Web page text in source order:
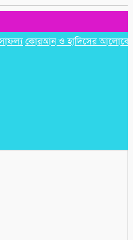
কোরআন ও হাদিসের আলোকে পবিত্র